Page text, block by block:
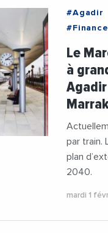
#Agadir
Le
à
par train.
plan
2040.
mardi 1